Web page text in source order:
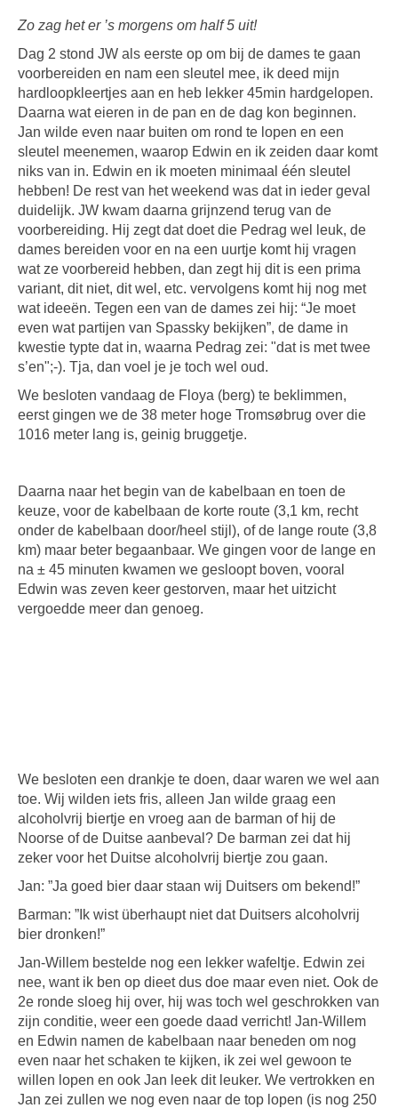
Zo zag het er ’s morgens om half 5 uit!
Dag 2 stond JW als eerste op om bij de dames te gaan
voorbereiden en nam een sleutel mee, ik deed mijn
hardloopkleertjes aan en heb lekker 45min hardgelopen.
Daarna wat eieren in de pan en de dag kon beginnen.
Jan wilde even naar buiten om rond te lopen en een
sleutel meenemen, waarop Edwin en ik zeiden daar komt
niks van in. Edwin en ik moeten minimaal één sleutel
hebben! De rest van het weekend was dat in ieder geval
duidelijk. JW kwam daarna grijnzend terug van de
voorbereiding. Hij zegt dat doet die Pedrag wel leuk, de
dames bereiden voor en na een uurtje komt hij vragen
wat ze voorbereid hebben, dan zegt hij dit is een prima
variant, dit niet, dit wel, etc. vervolgens komt hij nog met
wat ideeën. Tegen een van de dames zei hij: “Je moet
even wat partijen van Spassky bekijken”, de dame in
kwestie typte dat in, waarna Pedrag zei: "dat is met twee
s’en";-). Tja, dan voel je je toch wel oud.
We besloten vandaag de Floya (berg) te beklimmen,
eerst gingen we de 38 meter hoge Tromsøbrug over die
1016 meter lang is, geinig bruggetje.
Daarna naar het begin van de kabelbaan en toen de
keuze, voor de kabelbaan de korte route (3,1 km, recht
onder de kabelbaan door/heel stijl), of de lange route (3,8
km) maar beter begaanbaar. We gingen voor de lange en
na ± 45 minuten kwamen we gesloopt boven, vooral
Edwin was zeven keer gestorven, maar het uitzicht
vergoedde meer dan genoeg.
We besloten een drankje te doen, daar waren we wel aan
toe. Wij wilden iets fris, alleen Jan wilde graag een
alcoholvrij biertje en vroeg aan de barman of hij de
Noorse of de Duitse aanbeval? De barman zei dat hij
zeker voor het Duitse alcoholvrij biertje zou gaan.
Jan: ”Ja goed bier daar staan wij Duitsers om bekend!”
Barman: ”Ik wist überhaupt niet dat Duitsers alcoholvrij
bier dronken!”
Jan-Willem bestelde nog een lekker wafeltje. Edwin zei
nee, want ik ben op dieet dus doe maar even niet. Ook de
2e ronde sloeg hij over, hij was toch wel geschrokken van
zijn conditie, weer een goede daad verricht! Jan-Willem
en Edwin namen de kabelbaan naar beneden om nog
even naar het schaken te kijken, ik zei wel gewoon te
willen lopen en ook Jan leek dit leuker. We vertrokken en
Jan zei zullen we nog even naar de top lopen (is nog 250